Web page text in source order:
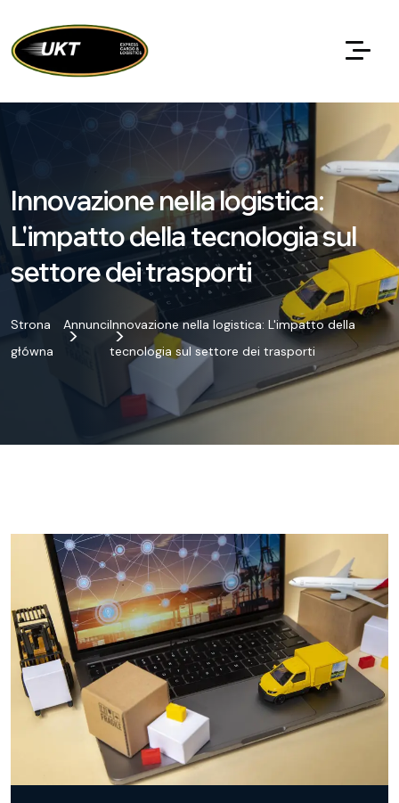
Innovazione nella logistica:
L'impatto della tecnologia sul
settore dei trasporti
Strona
główna
AnnunciInnovazione nella logistica: L'impatto della
tecnologia sul settore dei trasporti